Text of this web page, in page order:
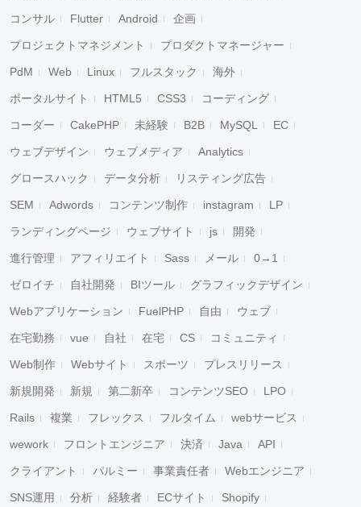
コンサル Flutter Android 企画
プロジェクトマネジメント プロダクトマネージャー
PdM Web Linux フルスタック 海外
ポータルサイト HTML5 CSS3 コーディング
コーダー CakePHP 未経験 B2B MySQL EC
ウェブデザイン ウェブメディア Analytics
グロースハック データ分析 リスティング広告
SEM Adwords コンテンツ制作 instagram LP
ランディングページ ウェブサイト js 開発
進行管理 アフィリエイト Sass メール 0→1
ゼロイチ 自社開発 BIツール グラフィックデザイン
Webアプリケーション FuelPHP 自由 ウェブ
在宅勤務 vue 自社 在宅 CS コミュニティ
Web制作 Webサイト スポーツ プレスリリース
新規開発 新規 第二新卒 コンテンツSEO LPO
Rails 複業 フレックス フルタイム webサービス
wework フロントエンジニア 決済 Java API
クライアント パルミー 事業責任者 Webエンジニア
SNS運用 分析 経験者 ECサイト Shopify